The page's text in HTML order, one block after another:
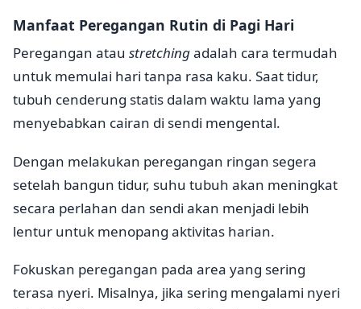
Manfaat Peregangan Rutin di Pagi Hari
Peregangan atau stretchingadalah cara termudah
untuk memulai hari tanpa rasa kaku. Saat tidur,
tubuh cenderung statis dalam waktu lama yang
menyebabkan cairan di sendi mengental.
Dengan melakukan peregangan ringan segera
setelah bangun tidur, suhu tubuh akan meningkat
secara perlahan dan sendi akan menjadi lebih
lentur untuk menopang aktivitas harian.
Fokuskan peregangan pada area yang sering
terasa nyeri. Misalnya, jika sering mengalami nyeri